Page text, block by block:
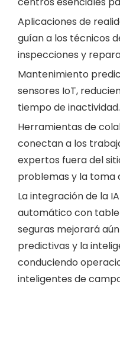
Aplicaciones de
guían a los técnicos
inspecciones y
Mantenimiento
sensores IoT,
tiempo de inactividad.
Herramientas de
conectan a los
expertos fuera del
problemas y la toma
La integración de la
automático con
seguras mejorará
predictivas y la
conduciendo
inteligentes de